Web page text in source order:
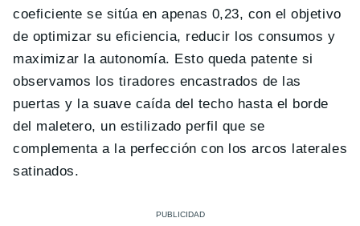
coeficiente se sitúa en apenas 0,23, con el objetivo
de optimizar su eficiencia, reducir los consumos y
maximizar la autonomía. Esto queda patente si
observamos los tiradores encastrados de las
puertas y la suave caída del techo hasta el borde
del maletero, un estilizado perfil que se
complementa a la perfección con los arcos laterales
satinados.